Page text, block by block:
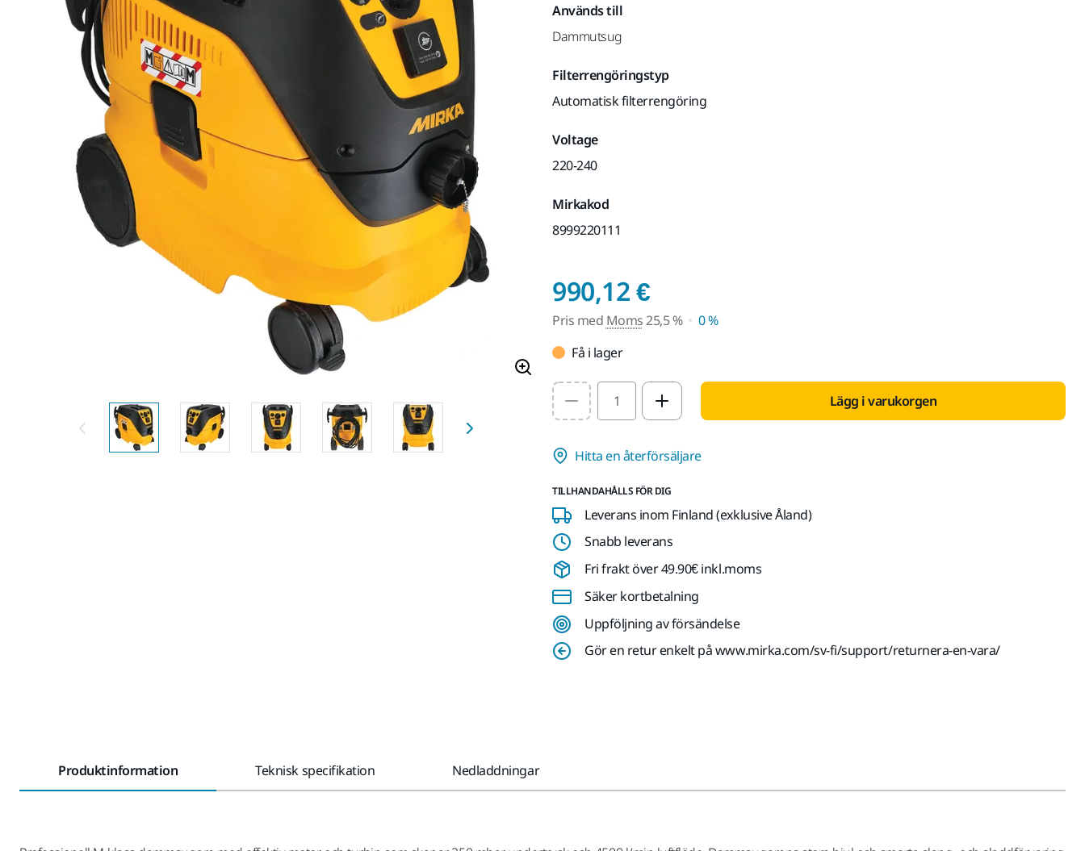
Används till
Dammutsug
Filterrengöringstyp
Automatisk filterrengöring
Voltage
220-240
Mirkakod
8999220111
990,12 €Pris med Moms 25,5 %
Pris med Moms25,5 %
0 %
Få i lager
Select quantity value Lägg i varukorgen
Hitta en återförsäljare
TILLHANDAHÅLLS FÖR DIG
Leverans inom Finland (exklusive Åland)
Snabb leverans
Fri frakt över 49.90€ inkl.moms
Säker kortbetalning
Uppföljning av försändelse
Gör en retur enkelt på www.mirka.com/sv-fi/support/returnera-en-vara/
Produktinformation Teknisk specifikation Nedladdningar